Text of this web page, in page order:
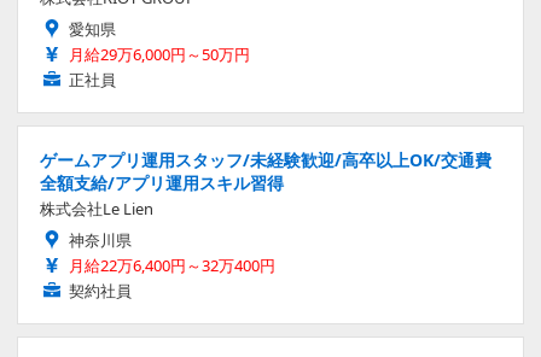
愛知県
月給29万6,000円～50万円
正社員
ゲームアプリ運用スタッフ/未経験歓迎/高卒以上OK/交通費
全額支給/アプリ運用スキル習得
株式会社Le Lien
神奈川県
月給22万6,400円～32万400円
契約社員